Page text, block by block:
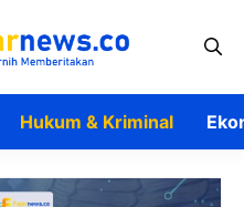
Hukum & Kriminal